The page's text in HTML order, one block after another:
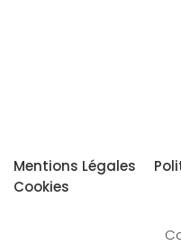
Mentions Légales
Cookies